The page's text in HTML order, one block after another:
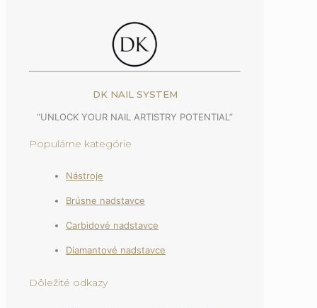
DK NAIL SYSTEM
“UNLOCK YOUR NAIL ARTISTRY POTENTIAL”
Populárne kategórie
Nástroje
Brúsne nadstavce
Carbidové nadstavce
Diamantové nadstavce
Dôležité odkazy